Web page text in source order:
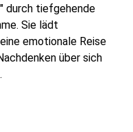
durch tiefgehende
Sie lädt
emotionale Reise
über sich